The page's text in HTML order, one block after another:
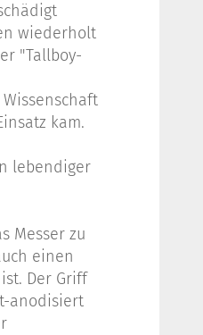
wiederholt
"Tallboy-
kam.
lebendiger
Messer zu
einen
Der Griff
anodisiert